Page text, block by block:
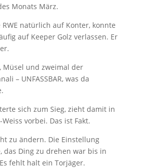
Monats März.
natürlich auf Konter, konnte
auf Keeper Golz verlassen. Er
Müsel und zweimal der
– UNFASSBAR, was da
sich zum Sieg, zieht damit in
vorbei. Das ist Fakt.
zu ändern. Die Einstellung
das Ding zu drehen war bis in
fehlt halt ein Torjäger.